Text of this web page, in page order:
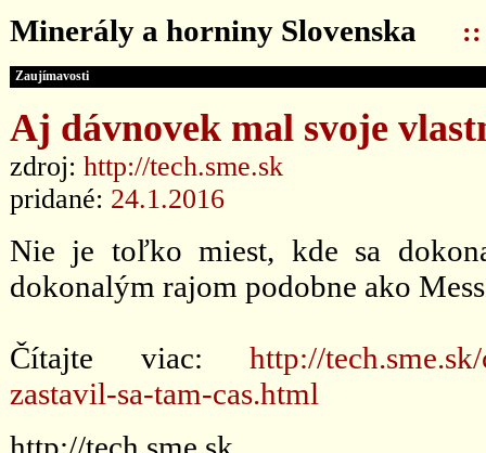
Minerály a horniny Slovenska ::
Zaujímavosti
Aj dávnovek mal svoje
zdroj: http://tech.sme.sk
pridané: 24.1.2016
Nie je toľko miest, kde sa
dokonalým rajom podobne ako
Čítajte viac: http://
zastavil-sa-tam-cas.html